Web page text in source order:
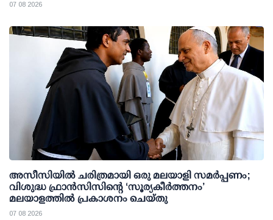
07 08 2026
അസീസിയിൽ ചരിത്രമായി ഒരു മലയാളി സമർപ്പണം;
വിശുദ്ധ ഫ്രാൻസിസിന്റെ ‘സൂര്യകീർത്തനം’
മലയാളത്തിൽ പ്രകാശനം ചെയ്തു
07 08 2026